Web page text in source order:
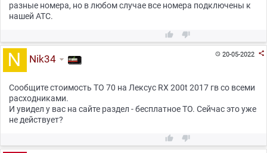
разные номера, но в любом случае все номера подключены к
нашей АТС.
 
20-05-2022 
Nik34
Сообщите стоимость ТО 70 на Лексус RX 200t 2017 гв со всеми
расходниками.
И увидел у вас на сайте раздел - бесплатное ТО. Сейчас это уже
не действует?
 